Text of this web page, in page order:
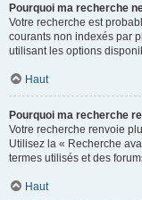
Pourquoi ma recherche
Votre recherche est
courants non indexés par
utilisant les options
Haut
Pourquoi ma recherche
Votre recherche renvoie
Utilisez la « Recherche
termes utilisés et des
Haut